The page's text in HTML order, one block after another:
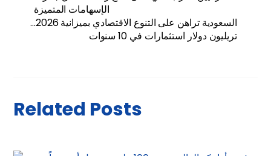
الإسهامات المتميزة
السعودية تراهن على التنوع الاقتصادي بميزانية 2026…
تريليون دولار استثمارات في 10 سنوات
Related Posts